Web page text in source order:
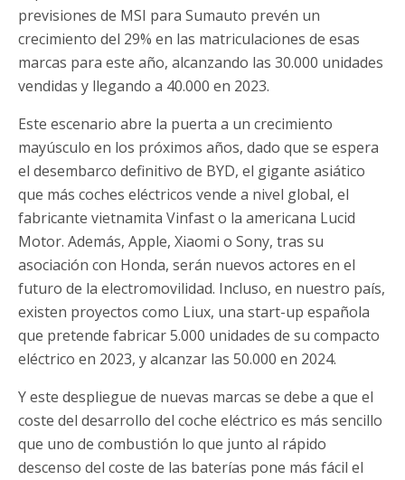
previsiones de MSI para Sumauto prevén un
crecimiento del 29% en las matriculaciones de esas
marcas para este año, alcanzando las 30.000 unidades
vendidas y llegando a 40.000 en 2023.
Este escenario abre la puerta a un crecimiento
mayúsculo en los próximos años, dado que se espera
el desembarco definitivo de BYD, el gigante asiático
que más coches eléctricos vende a nivel global, el
fabricante vietnamita Vinfast o la americana Lucid
Motor. Además, Apple, Xiaomi o Sony, tras su
asociación con Honda, serán nuevos actores en el
futuro de la electromovilidad. Incluso, en nuestro país,
existen proyectos como Liux, una start-up española
que pretende fabricar 5.000 unidades de su compacto
eléctrico en 2023, y alcanzar las 50.000 en 2024.
Y este despliegue de nuevas marcas se debe a que el
coste del desarrollo del coche eléctrico es más sencillo
que uno de combustión lo que junto al rápido
descenso del coste de las baterías pone más fácil el